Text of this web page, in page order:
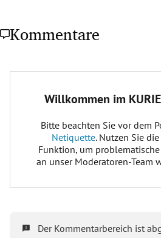
Kommentare